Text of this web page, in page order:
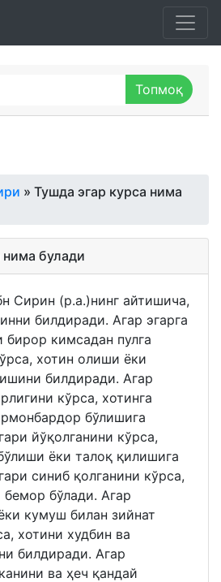
» Тушда эгар курса нима
нима булади
Сирин (р.а.)нинг айтишича,
билдиради. Агар эгарга
бирор кимсадан пулга
хотин олиши ёки
билдиради. Агар
кўрса, хотинга
бўлишига
йўқолганини кўрса,
ёки талоқ қилишига
синиб қолганини кўрса,
бемор бўлади. Агар
кумуш билан зийнат
хотини худбин ва
билдиради. Агар
ва ҳеч қандай